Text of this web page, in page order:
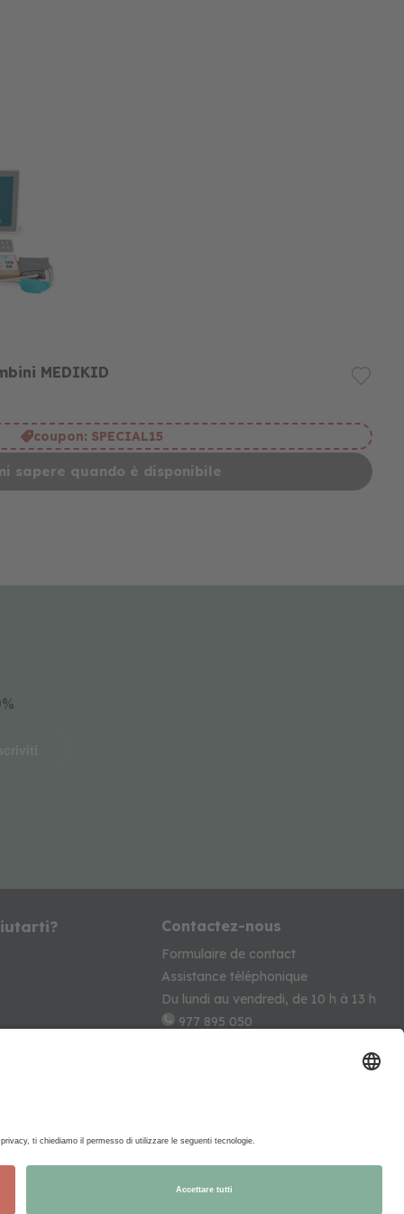
MEDIKID
coupon: SPECIAL15
sapere quando è disponibile
Contactez-nous
Formulaire de contact
Assistance téléphonique
Du lundi au vendredi, de 10 h à 13 h
977 895 050